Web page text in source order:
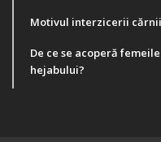
Motivul interzicerii
De ce se acoperă
hejabului?